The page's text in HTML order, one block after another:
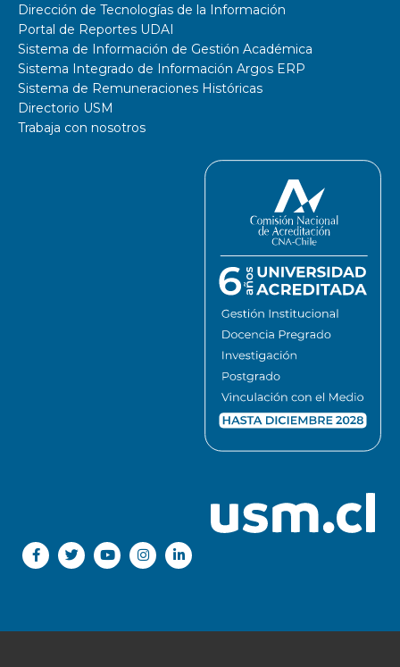
Dirección de Tecnologías de la Información
Portal de Reportes UDAI
Sistema de Información de Gestión Académica
Sistema Integrado de Información Argos ERP
Sistema de Remuneraciones Históricas
Directorio USM
Trabaja con nosotros